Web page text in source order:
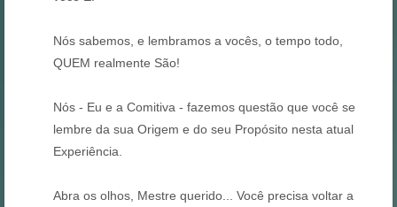
Nós sabemos, e lembramos a vocês, o tempo todo,
QUEM realmente São!
Nós - Eu e a Comitiva - fazemos questão que você se
lembre da sua Origem e do seu Propósito nesta atual
Experiência.
Abra os olhos, Mestre querido... Você precisa voltar a